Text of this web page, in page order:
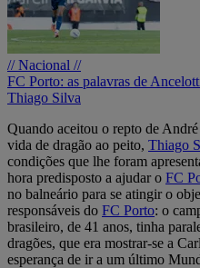
// Nacional //
FC Porto: as palavras de
Thiago Silva
Quando aceitou o repto de
vida de dragão ao peito, Thiago
condições que lhe foram
hora predisposto a ajudar o FC
no balneário para se atingir o
responsáveis do FC Porto: o
brasileiro, de 41 anos, tinha
dragões, que era mostrar-se a
esperança de ir a um último